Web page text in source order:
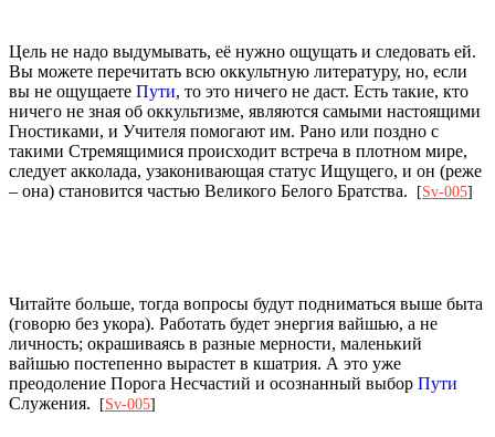
Цель не надо выдумывать, её нужно ощущать и следовать ей.
Вы можете перечитать всю оккультную литературу, но, если
вы не ощущаете Пути, то это ничего не даст. Есть такие, кто
ничего не зная об оккультизме, являются самыми настоящими
Гностиками, и Учителя помогают им. Рано или поздно с
такими Стремящимися происходит встреча в плотном мире,
следует акколада, узаконивающая статус Ищущего, и он (реже
– она) становится частью Великого Белого Братства.
[Sv-005]
Читайте больше, тогда вопросы будут подниматься выше быта
(говорю без укора). Работать будет энергия вайшью, а не
личность; окрашиваясь в разные мерности, маленький
вайшью постепенно вырастет в кшатрия. А это уже
преодоление Порога Несчастий и осознанный выбор Пути
Служения.
[Sv-005]